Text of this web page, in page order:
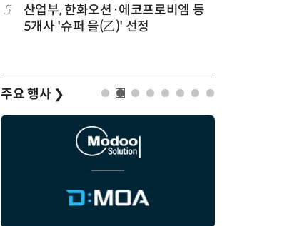
5
산업부, 한화오션·에코프로비엠 등
5개사 '슈퍼 을(乙)' 선정
주요 행사 ❯